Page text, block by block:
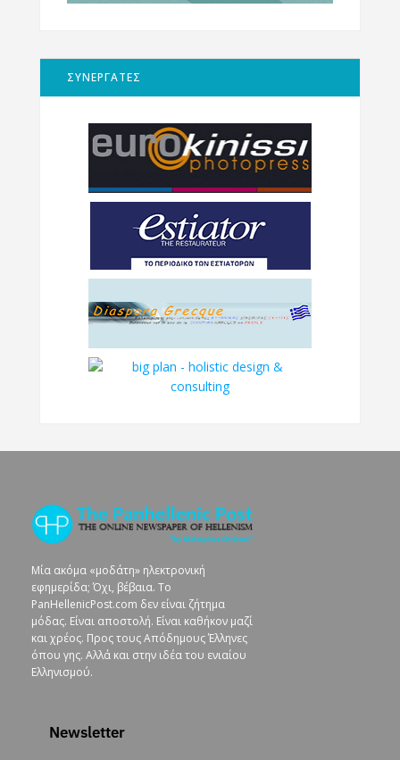
ΣΥΝΕΡΓΑΤΕΣ
Μία ακόμα «μοδάτη» ηλεκτρονική
εφημερίδα; Όχι, βέβαια. To
PanHellenicPost.com δεν είναι ζήτημα
μόδας. Είναι αποστολή. Είναι καθήκον μαζί
και χρέος. Προς τους Απόδημους Έλληνες
όπου γης. Αλλά και στην ιδέα του ενιαίου
Ελληνισμού.
Newsletter